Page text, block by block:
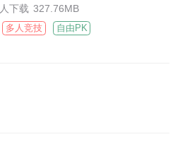
人下载 327.76MB
多人竞技 自由PK